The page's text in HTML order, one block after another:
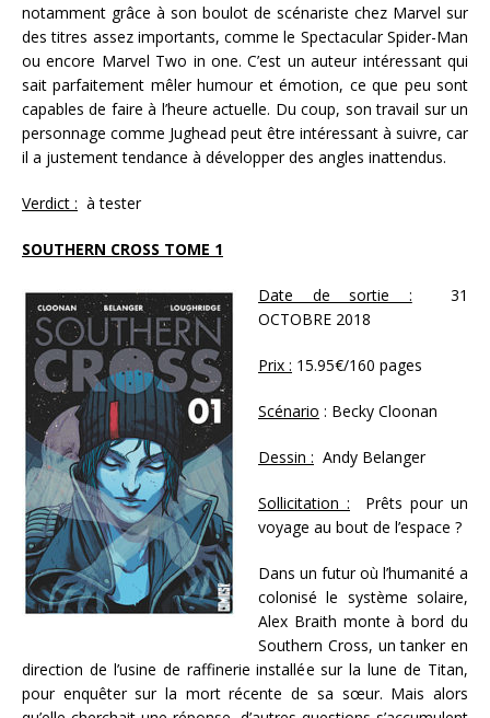
notamment grâce à son boulot de scénariste chez Marvel sur
des titres assez importants, comme le Spectacular Spider-Man
ou encore Marvel Two in one. C’est un auteur intéressant qui
sait parfaitement mêler humour et émotion, ce que peu sont
capables de faire à l’heure actuelle. Du coup, son travail sur un
personnage comme Jughead peut être intéressant à suivre, car
il a justement tendance à développer des angles inattendus.
Verdict : à tester
SOUTHERN CROSS TOME 1
Date de sortie : 31
OCTOBRE 2018
Prix : 15.95€/160 pages
Scénario : Becky Cloonan
Dessin : Andy Belanger
Sollicitation : Prêts pour un
voyage au bout de l’espace ?
Dans un futur où l’humanité a
colonisé le système solaire,
Alex Braith monte à bord du
Southern Cross, un tanker en
direction de l’usine de raffinerie installée sur la lune de Titan,
pour enquêter sur la mort récente de sa sœur. Mais alors